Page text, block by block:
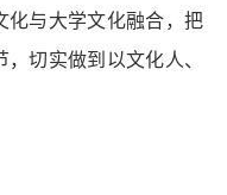
化与大学文化融合，把
切实做到以文化人、